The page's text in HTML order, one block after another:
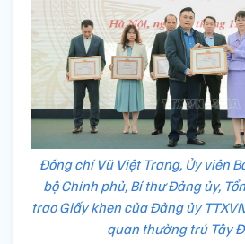
Đồng chí Vũ Việt Trang, Ủy viên
bộ Chính phủ, Bí thư Đảng ủy,
trao Giấy khen của Đảng ủy
quan thường trú Tây